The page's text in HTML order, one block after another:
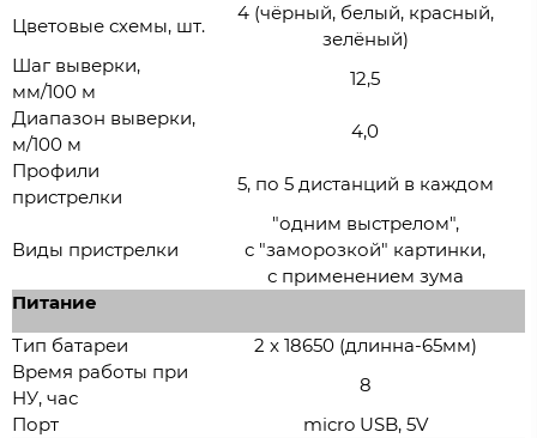
Цветовые схемы, шт.
4 (чёрный, белый, красный,
зелёный)
Шаг выверки,
мм/100 м
12,5
Диапазон выверки,
м/100 м
4,0
Профили
пристрелки
5, по 5 дистанций в каждом
Виды пристрелки
"одним выстрелом",
с "заморозкой" картинки,
с применением зума
Питание
Тип батареи
2 x 18650 (длинна-65мм)
Время работы при
НУ, час
8
Порт
micro USB, 5V